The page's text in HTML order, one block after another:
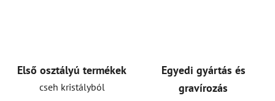
Első osztályú termékek
cseh kristályból
Egyedi gyártás és
gravírozás